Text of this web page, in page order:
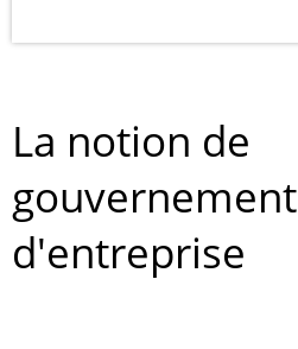
La notion de
gouvernement
d'entreprise